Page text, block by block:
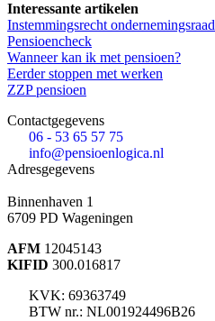
Interessante artikelen
Instemmingsrecht ondernemingsraad
Pensioencheck
Wanneer kan ik met pensioen?
Eerder stoppen met werken
ZZP pensioen
Contactgegevens
06 - 53 65 57 75
info@pensioenlogica.nl
Adresgegevens
Binnenhaven 1
6709 PD Wageningen
AFM 12045143
KIFID 300.016817
KVK: 69363749
BTW nr.: NL001924496B26